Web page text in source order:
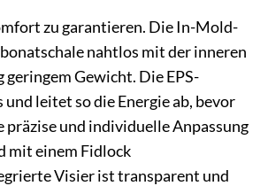
zu garantieren. Die In-Mold-
nahtlos mit der inneren
Gewicht. Die EPS-
leitet so die Energie ab, bevor
und individuelle Anpassung
mit einem Fidlock
Visier ist transparent und